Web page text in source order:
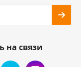
на связи